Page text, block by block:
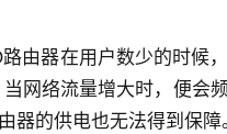
由器在用户数少的时候
网络流量增大时，便会
器的供电也无法得到保障